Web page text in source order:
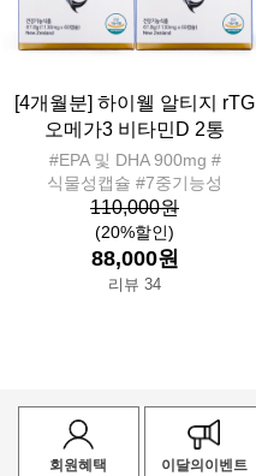
[4개월분] 하이웰 알티지 rTG
오메가3 비타민D 2통
#EPA 및 DHA 900mg #
식물성캡슐 #7중기능성
110,000원
(20%할인)
88,000원
리뷰 34
회원혜택 이달의이벤트